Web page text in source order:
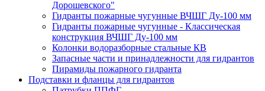
Дорошевского"
Гидранты пожарные чугунные ВЧШГ Ду-100 мм
Гидранты пожарные чугунные - Классическая
конструкция ВЧШГ Ду-100 мм
Колонки водоразборные стальные КВ
Запасные части и принадлежности для гидрантов
Пирамиды пожарного гидранта
Подставки и фланцы для гидрантов